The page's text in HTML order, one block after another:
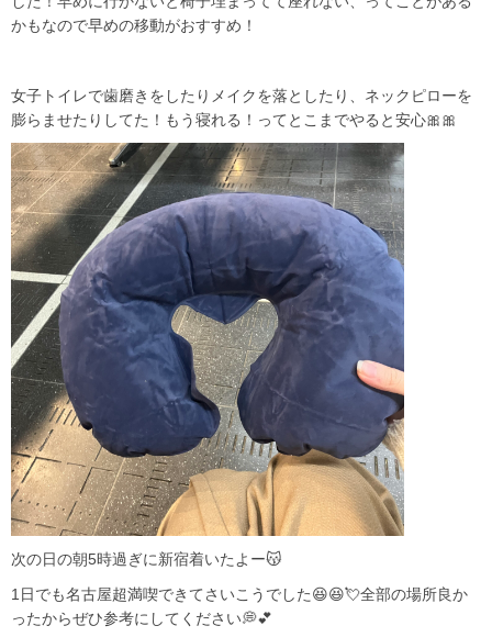
かもなので早めの移動がおすすめ！
女子トイレで歯磨きをしたりメイクを落としたり、ネックピローを
膨らませたりしてた！もう寝れる！ってとこまでやると安心🎀🎀
次の日の朝5時過ぎに新宿着いたよー😽
1日でも名古屋超満喫できてさいこうでした😆😆💘全部の場所良か
ったからぜひ参考にしてください💭💕